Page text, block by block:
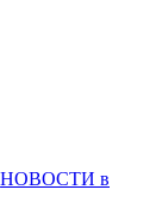
НОВОСТИ в